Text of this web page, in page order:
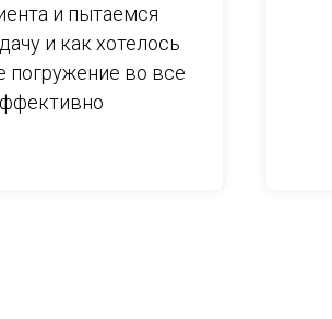
и пытаемся
и как хотелось
погружение во все